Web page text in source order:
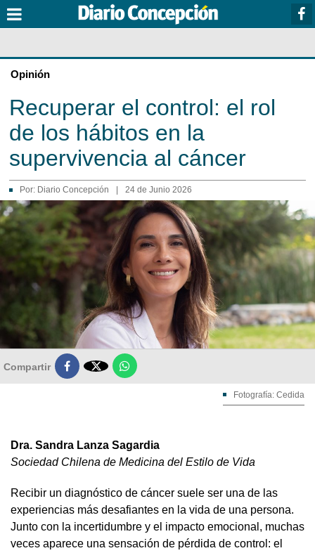
Opinión
Recuperar el control: el rol
de los hábitos en la
supervivencia al cáncer
Por: Diario Concepción 24 de Junio 2026
Compartir 
Fotografía: Cedida
Dra. Sandra Lanza Sagardia
Sociedad Chilena de Medicina del Estilo de Vida
Recibir un diagnóstico de cáncer suele ser una de las
experiencias más desafiantes en la vida de una persona.
Junto con la incertidumbre y el impacto emocional, muchas
veces aparece una sensación de pérdida de control: el